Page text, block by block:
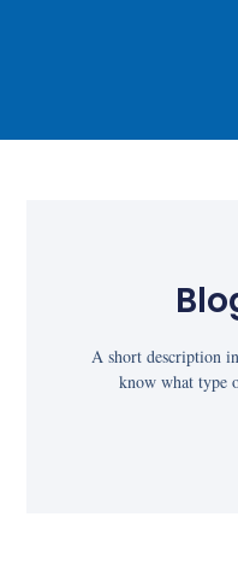
A short description
know what type